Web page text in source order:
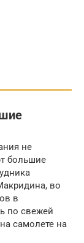
не
большие
во
в
по свежей
самолете на